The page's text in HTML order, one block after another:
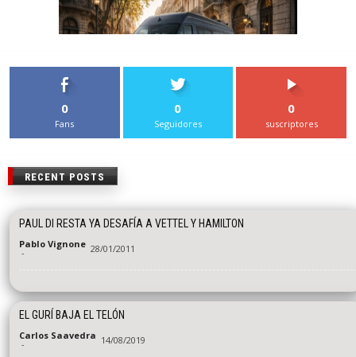
0
Fans
0
Seguidores
0
suscriptores
RECENT POSTS
PAUL DI RESTA YA DESAFÍA A VETTEL Y HAMILTON
Pablo Vignone
- 28/01/2011
EL GURÍ BAJA EL TELÓN
Carlos Saavedra
- 14/08/2019